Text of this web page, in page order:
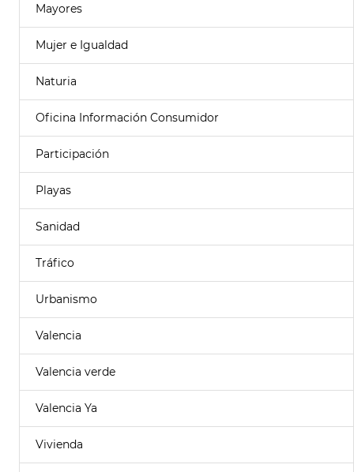
Mayores
Mujer e Igualdad
Naturia
Oficina Información Consumidor
Participación
Playas
Sanidad
Tráfico
Urbanismo
Valencia
Valencia verde
Valencia Ya
Vivienda